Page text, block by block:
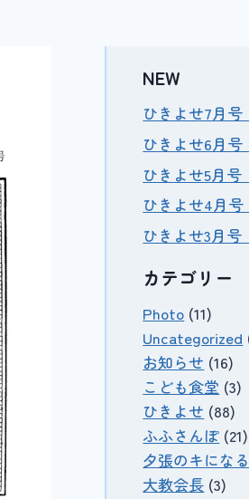
NEW
ひきよせ7月
ひきよせ6月
ひきよせ5月
ひきよせ4月
ひきよせ3月
カテゴリー
Photo (11)
Uncategorized
お知らせ (16)
こども食堂 (3)
ひきよせ (88)
ふふさんぽ (21)
夕張のキにな
大教会長 (3)